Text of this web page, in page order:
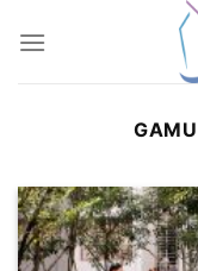
qua